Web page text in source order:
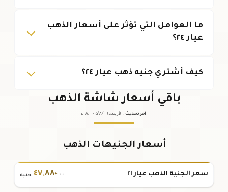
ما العوامل التي تؤثر على أسعار الذهب
عيار ٢٤؟
كيف أشتري جنيه ذهب عيار ٢٤؟
باقي أسعار شاشة الذهب
آخر تحديث : الأربعاء ٠٥ /٠٨/٢٠٢٦ - ٠٨:٢٣م
أسعار الجنيهات الذهب
سعر الجنية الذهب عيار ٢١ ٤٧,٨٨٠ .٠٠ جنية